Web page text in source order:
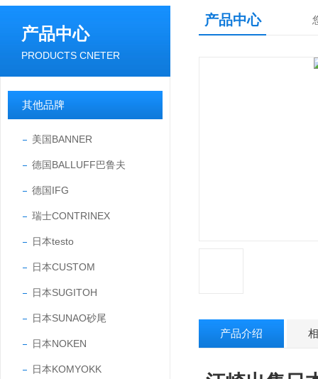
产品中心
PRODUCTS CNETER
其他品牌
美国BANNER
德国BALLUFF巴鲁夫
德国IFG
瑞士CONTRINEX
日本testo
日本CUSTOM
日本SUGITOH
日本SUNAO砂尾
日本NOKEN
日本KOMYOKK
产品中心
产品介绍